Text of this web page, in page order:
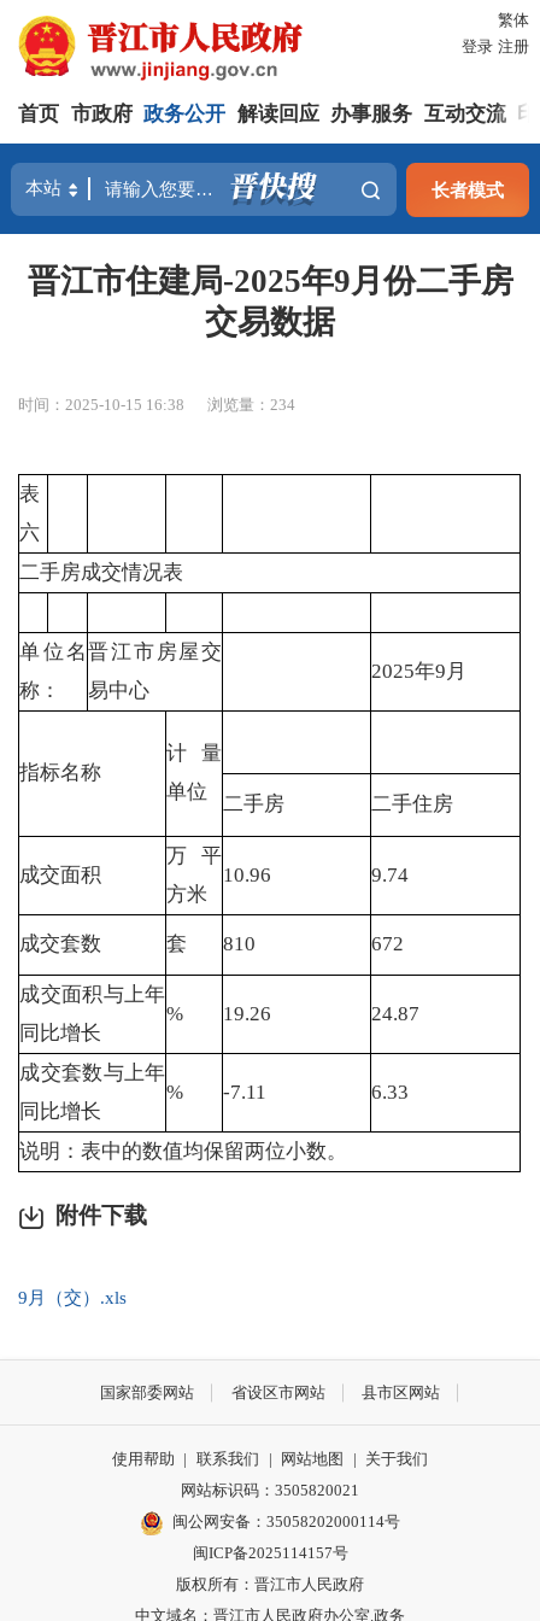
繁体
登录 注册
首页 市政府 政务公开 解读回应 办事服务 互动交流
长者模式
晋江市住建局-2025年9月份二手房
交易数据
时间：2025-10-15 16:38 浏览量：234
表
六
二手房成交情况表
单位名
称：
晋江市房屋交
易中心
2025年9月
指标名称
计量
单位
二手房 二手住房
成交面积
万平
方米
10.96 9.74
成交套数 套 810 672
成交面积与上年
同比增长
% 19.26 24.87
成交套数与上年
同比增长
% -7.11 6.33
说明：表中的数值均保留两位小数。
附件下载
9月（交）.xls
国家部委网站 省设区市网站 县市区网站
使用帮助 | 联系我们 | 网站地图 | 关于我们
网站标识码：3505820021
闽公网安备：35058202000114号
闽ICP备2025114157号
版权所有：晋江市人民政府
中文域名：晋江市人民政府办公室.政务